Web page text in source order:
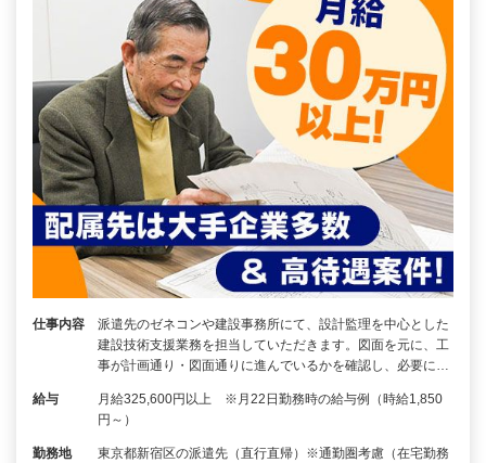
仕事内容
派遣先のゼネコンや建設事務所にて、設計監理を中心とした
建設技術支援業務を担当していただきます。図面を元に、工
事が計画通り・図面通りに進んでいるかを確認し、必要に…
給与
月給325,600円以上 ※月22日勤務時の給与例（時給1,850
円～）
勤務地
東京都新宿区の派遣先（直行直帰）※通勤圏考慮（在宅勤務